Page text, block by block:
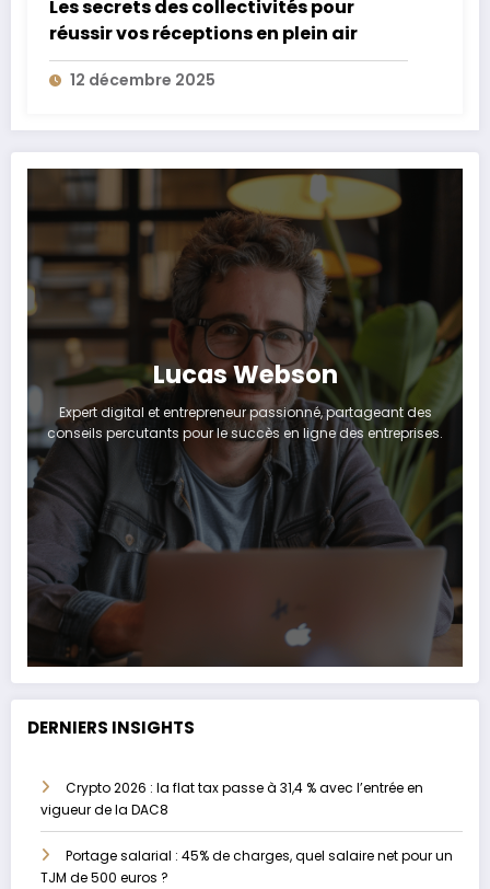
Les secrets des collectivités pour
réussir vos réceptions en plein air
12 décembre 2025
Lucas Webson
Expert digital et entrepreneur passionné, partageant des
conseils percutants pour le succès en ligne des entreprises.
DERNIERS INSIGHTS
Crypto 2026 : la flat tax passe à 31,4 % avec l’entrée en
vigueur de la DAC8
Portage salarial : 45% de charges, quel salaire net pour un
TJM de 500 euros ?